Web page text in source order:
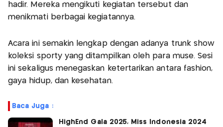
hadir. Mereka mengikuti kegiatan tersebut dan
menikmati berbagai kegiatannya.
Acara ini semakin lengkap dengan adanya trunk show
koleksi sporty yang ditampilkan oleh para muse. Sesi
ini sekaligus menegaskan ketertarikan antara fashion,
gaya hidup, dan kesehatan.
Baca Juga :
HighEnd Gala 2025, Miss Indonesia 2024